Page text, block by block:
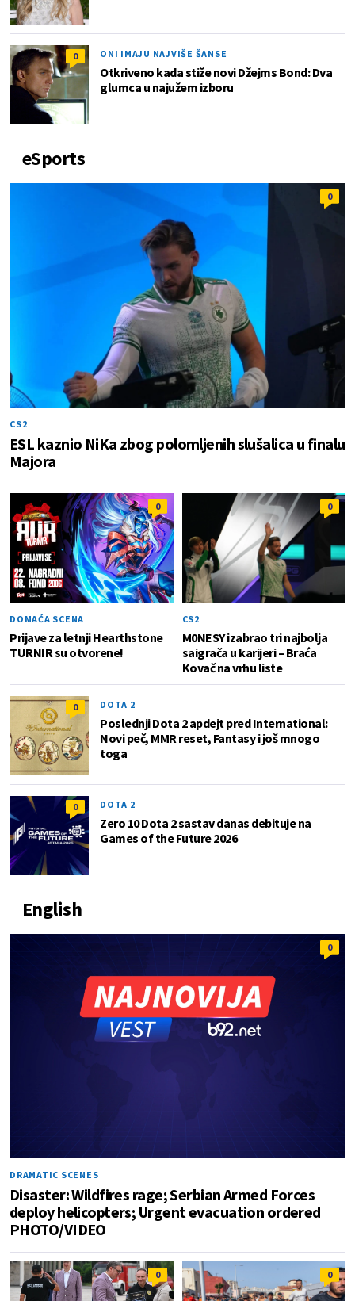
0 ONI IMAJU NAJVIŠE ŠANSE
Otkriveno kada stiže novi Džejms Bond: Dva
glumca u najužem izboru
eSports
0
CS2
ESL kaznio NiKa zbog polomljenih slušalica u finalu
Majora
0
DOMAĆA SCENA
Prijave za letnji Hearthstone
TURNIR su otvorene!
0
CS2
M0NESY izabrao tri najbolja
saigrača u karijeri – Braća
Kovač na vrhu liste
0 DOTA 2
Poslednji Dota 2 apdejt pred International:
Novi peč, MMR reset, Fantasy i još mnogo
toga
0 DOTA 2
Zero 10 Dota 2 sastav danas debituje na
Games of the Future 2026
English
0
DRAMATIC SCENES
Disaster: Wildfires rage; Serbian Armed Forces
deploy helicopters; Urgent evacuation ordered
PHOTO/VIDEO
0 0